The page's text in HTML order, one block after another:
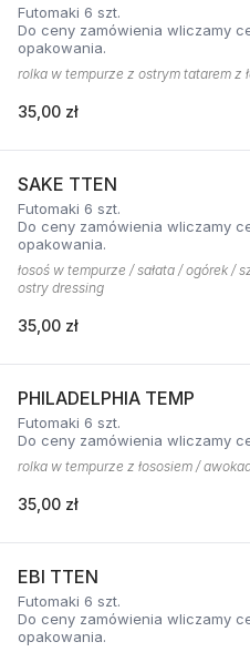
Futomaki 6 szt.
Do ceny zamówienia wliczamy
opakowania.
rolka w tempurze z ostrym tatarem z
35,00 zł
SAKE TTEN
Futomaki 6 szt.
Do ceny zamówienia wliczamy
opakowania.
łosoś w tempurze / sałata / ogórek /
ostry dressing
35,00 zł
PHILADELPHIA TEMP
Futomaki 6 szt.
Do ceny zamówienia wliczamy
rolka w tempurze z łososiem /
35,00 zł
EBI TTEN
Futomaki 6 szt.
Do ceny zamówienia wliczamy
opakowania.